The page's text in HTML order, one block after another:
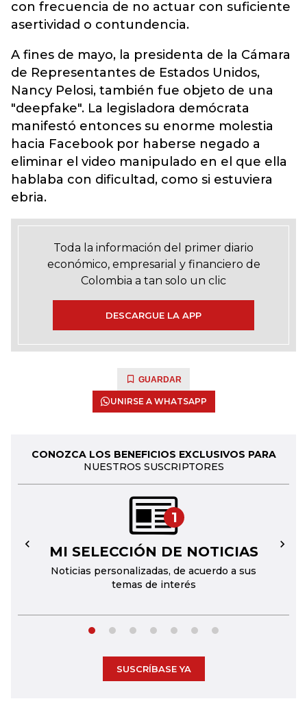
con frecuencia de no actuar con suficiente
asertividad o contundencia.
A fines de mayo, la presidenta de la Cámara
de Representantes de Estados Unidos,
Nancy Pelosi, también fue objeto de una
"deepfake". La legisladora demócrata
manifestó entonces su enorme molestia
hacia Facebook por haberse negado a
eliminar el video manipulado en el que ella
hablaba con dificultad, como si estuviera
ebria.
Toda la información del primer diario
económico, empresarial y financiero de
Colombia a tan solo un clic
DESCARGUE LA APP
GUARDAR
UNIRSE A WHATSAPP
CONOZCA LOS BENEFICIOS EXCLUSIVOS PARA
NUESTROS SUSCRIPTORES
1
MI SELECCIÓN DE NOTICIAS
Noticias personalizadas, de acuerdo a sus
temas de interés
← →
SUSCRÍBASE YA